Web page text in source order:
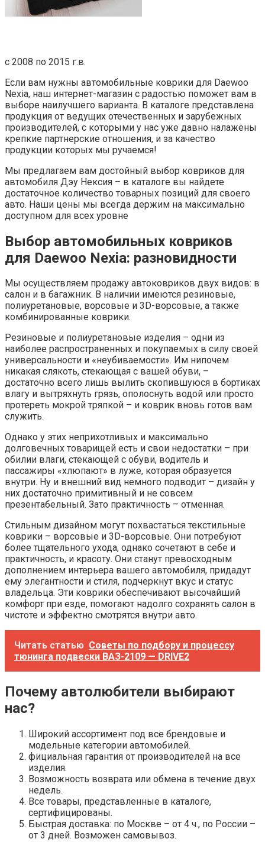
с 2008 по 2015 г.в.
Если вам нужны автомобильные коврики для Daewoo
Nexia, наш интернет-магазин с радостью поможет вам в
выборе наилучшего варианта. В каталоге представлена
продукция от ведущих отечественных и зарубежных
производителей, с которыми у нас уже давно налажены
крепкие партнерские отношения, и за качество
продукции которых мы ручаемся!
Мы предлагаем вам достойный выбор ковриков для
автомобиля Дэу Нексия – в каталоге вы найдете
достаточное количество товарных позиций для своего
авто. Наши цены мы всегда держим на максимально
доступном для всех уровне
Выбор автомобильных ковриков
для Daewoo Nexia: разновидности
Мы осуществляем продажу автоковриков двух видов: в
салон и в багажник. В наличии имеются резиновые,
полиуретановые, ворсовые и 3D-ворсовые, а также
комбинированные коврики.
Резиновые и полиуретановые изделия – одни из
наиболее распространенных и покупаемых в силу своей
универсальности и «неубиваемости». Им нипочем
никакая слякоть, стекающая с вашей обуви, –
достаточно всего лишь вылить скопившуюся в бортиках
влагу и вытряхнуть грязь, ополоснуть водой или просто
протереть мокрой тряпкой – и коврик вновь готов вам
служить.
Однако у этих неприхотливых и максимально
долговечных товарищей есть и свои недостатки – при
обилии влаги, стекающей с обуви, водитель и
пассажиры «хлюпают» в луже, которая образуется
внутри. Ну и внешний вид немного подводит – дизайн у
них достаточно примитивный и не совсем
презентабельный. Зато практичность – отменная.
Стильным дизайном могут похвастаться текстильные
коврики – ворсовые и 3D-ворсовые. Они потребуют
более тщательного ухода, однако сочетают в себе и
практичность, и красоту. Они станут превосходным
дополнением интерьера вашего автомобиля, придадут
ему элегантности и стиля, подчеркнут вкус и статус
владельца. Эти коврики обеспечивают высочайший
комфорт при езде, помогают надолго сохранять салон в
чистоте и эффектно смотрятся внутри авто.
Читать статью Советы по подбору и процессу
тюнинга подвески ВАЗ-2109 — DRIVE2
Почему автолюбители выбирают
нас?
Широкий ассортимент под все брендовые и
модельные категории автомобилей.
фициальная гарантия от производителей на все
изделия.
Возможность возврата или обмена в течение двух
недель.
Все товары, представленные в каталоге,
сертифицированы.
Быстрая доставка: по Москве – от 4 ч., по России –
от 3 дней. Возможен самовывоз.